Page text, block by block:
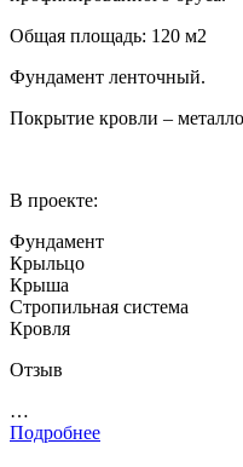
Общая площадь: 120 м2
Фундамент ленточный.
Покрытие кровли –
В проекте:
Фундамент
Крыльцо
Крыша
Стропильная система
Кровля
Отзыв
…
Подробнее